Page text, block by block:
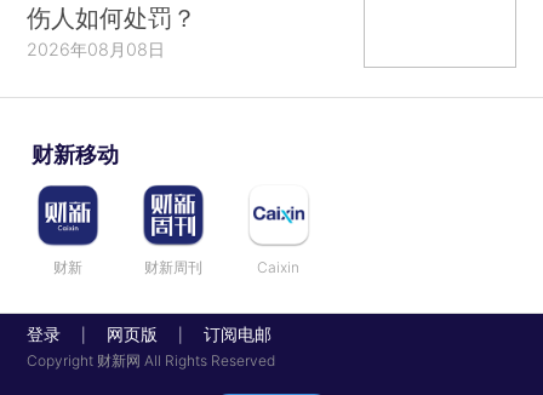
伤人如何处罚？
2026年08月08日
财新移动
财新 财新周刊 Caixin
登录 网页版 订阅电邮
Copyright 财新网 All Rights Reserved